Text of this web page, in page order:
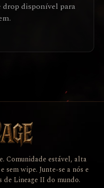
disponível para
Comunidade estável, alta
sem wipe. Junte-se a nós e
de Lineage II do mundo.